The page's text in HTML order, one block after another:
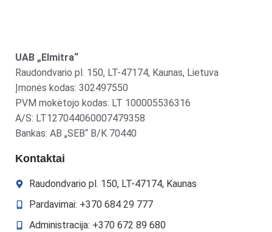
UAB „Elmitra“
Raudondvario pl. 150, LT-47174, Kaunas, Lietuva
Įmonės kodas: 302497550
PVM mokėtojo kodas: LT 100005536316
A/S: LT127044060007479358
Bankas: AB „SEB“ B/K 70440
Kontaktai
Raudondvario pl. 150, LT-47174, Kaunas
Pardavimai: +370 684 29 777
Administracija: +370 672 89 680